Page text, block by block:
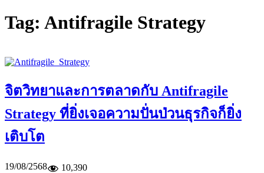
Tag: Antifragile Strategy
จิตวิทยาและการตลาดกับ Antifragile
Strategy ที่ยิ่งเจอความปั่นป่วนธุรกิจก็ยิ่ง
เติบโต
19/08/2568 10,390